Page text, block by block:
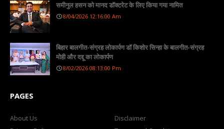
समीनुल हसन को मानद डॉक्टरेट के लिए किया गया नामित
8/04/2026 12:16:00 Am
बिहार बालगीत-संग्रह लोकार्पण डॉ किशोर सिन्हा के बालगीत-संग्रह
मोही और दद्दू का लोकार्पण
8/02/2026 08:13:00 Pm
PAGES
About Us
Disclaimer